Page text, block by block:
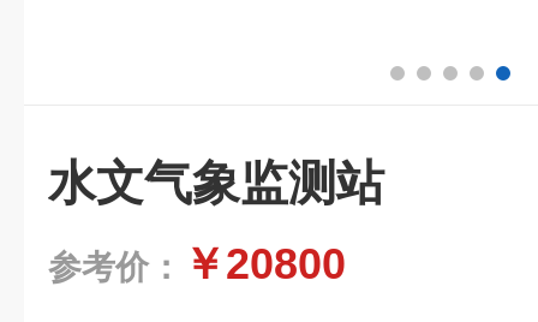
水文气象监测站
参考价： ￥20800